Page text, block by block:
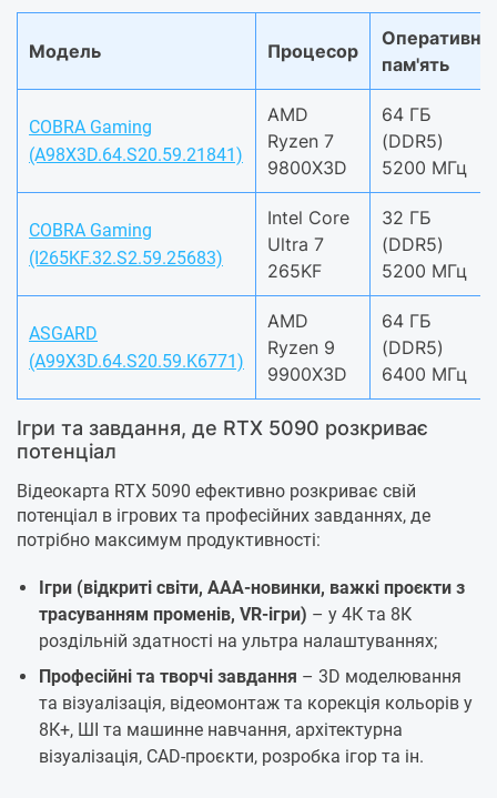
Модель Процесор
Оперативна
пам'ять
COBRA Gaming
(A98X3D.64.S20.59.21841)
AMD
Ryzen 7
9800X3D
64 ГБ
(DDR5)
5200 МГц
COBRA Gaming
(I265KF.32.S2.59.25683)
Intel Core
Ultra 7
265KF
32 ГБ
(DDR5)
5200 МГц
ASGARD
(A99X3D.64.S20.59.K6771)
AMD
Ryzen 9
9900X3D
64 ГБ
(DDR5)
6400 МГц
Ігри та завдання, де RTX 5090 розкриває
потенціал
Відеокарта RTX 5090 ефективно розкриває свій
потенціал в ігрових та професійних завданнях, де
потрібно максимум продуктивності:
Ігри (відкриті світи, ААА-новинки, важкі проєкти з
трасуванням променів, VR-ігри) – у 4К та 8К
роздільній здатності на ультра налаштуваннях;
Професійні та творчі завдання – 3D моделювання
та візуалізація, відеомонтаж та корекція кольорів у
8К+, ШІ та машинне навчання, архітектурна
візуалізація, CAD-проєкти, розробка ігор та ін.